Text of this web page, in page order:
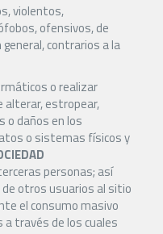
violentos,
ofensivos, de
contrarios a la
o realizar
alterar, estropear,
o daños en los
o sistemas físicos y
personas; así
otros usuarios al sitio
el consumo masivo
través de los cuales